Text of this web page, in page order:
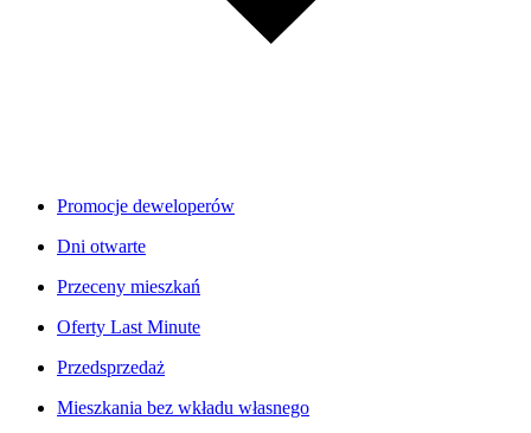
Promocje deweloperów
Dni otwarte
Przeceny mieszkań
Oferty Last Minute
Przedsprzedaż
Mieszkania bez wkładu własnego